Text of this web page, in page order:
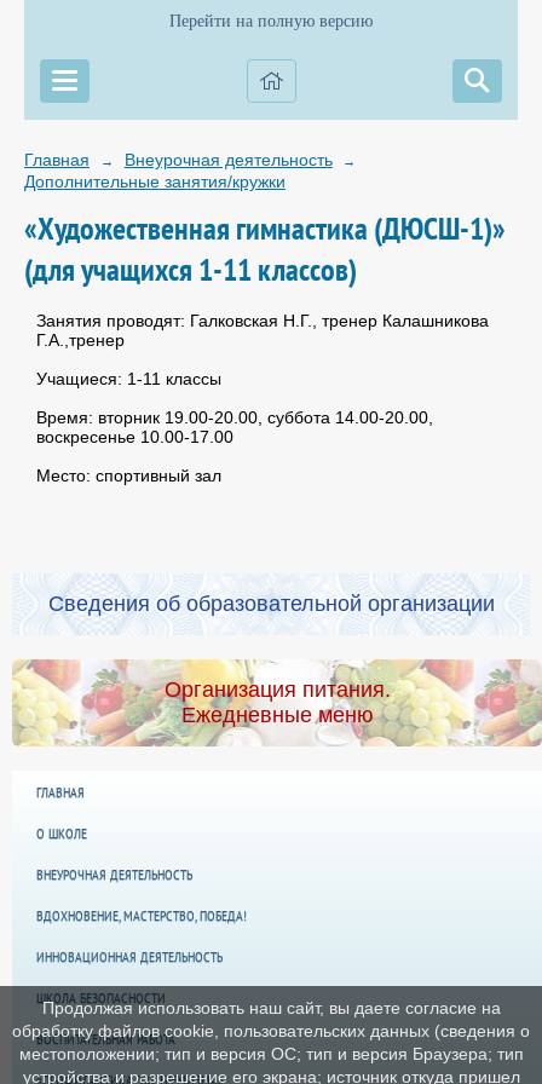
Перейти на полную версию
Главная → Внеурочная деятельность →
Дополнительные занятия/кружки
«Художественная гимнастика (ДЮСШ-1)»
(для учащихся 1-11 классов)
Занятия проводят: Галковская Н.Г., тренер Калашникова
Г.А.,тренер
Учащиеся: 1-11 классы
Время: вторник 19.00-20.00, суббота 14.00-20.00,
воскресенье 10.00-17.00
Место: спортивный зал
Сведения об образовательной организации
Организация питания.
Ежедневные меню
ГЛАВНАЯ
О ШКОЛЕ
ВНЕУРОЧНАЯ ДЕЯТЕЛЬНОСТЬ
ВДОХНОВЕНИЕ, МАСТЕРСТВО, ПОБЕДА!
ИННОВАЦИОННАЯ ДЕЯТЕЛЬНОСТЬ
ШКОЛА БЕЗОПАСНОСТИ
ВОСПИТАТЕЛЬНАЯ РАБОТА
«ПРОФИЛАКТИКА ЭКСТРЕМИЗМА»
Продолжая использовать наш сайт, вы даете согласие на
обработку файлов cookie, пользовательских данных (сведения о
местоположении; тип и версия ОС; тип и версия Браузера; тип
устройства и разрешение его экрана; источник откуда пришел